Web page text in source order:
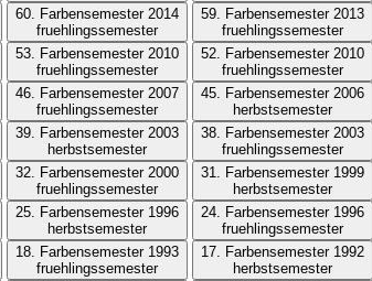
60. Farbensemester 2014
fruehlingssemester
59. Farbensemester 2013
fruehlingssemester
53. Farbensemester 2010
fruehlingssemester
52. Farbensemester 2010
fruehlingssemester
46. Farbensemester 2007
fruehlingssemester
45. Farbensemester 2006
herbstsemester
39. Farbensemester 2003
herbstsemester
38. Farbensemester 2003
fruehlingssemester
32. Farbensemester 2000
fruehlingssemester
31. Farbensemester 1999
herbstsemester
25. Farbensemester 1996
herbstsemester
24. Farbensemester 1996
fruehlingssemester
18. Farbensemester 1993
fruehlingssemester
17. Farbensemester 1992
herbstsemester